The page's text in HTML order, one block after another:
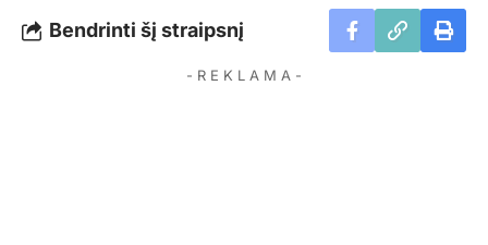
Bendrinti šį straipsnį
- R E K L A M A -